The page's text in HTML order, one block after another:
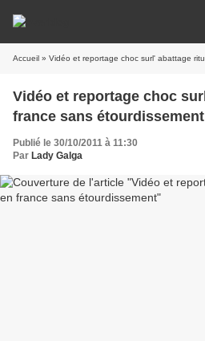
Accueil » Vidéo et reportage choc surl' abattage
Vidéo et reportage choc
france sans étourdissement
Publié le 30/10/2011 à 11:30
Par Lady Galga